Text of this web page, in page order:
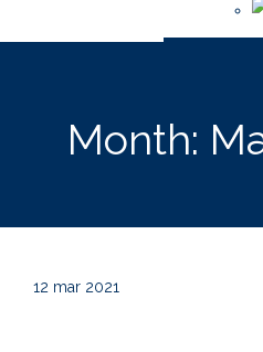
Month:
12 mar 2021